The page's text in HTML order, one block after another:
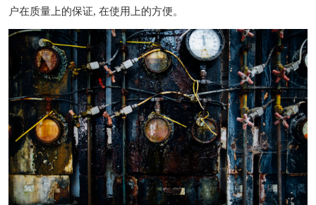
户在质量上的保证, 在使用上的方便。